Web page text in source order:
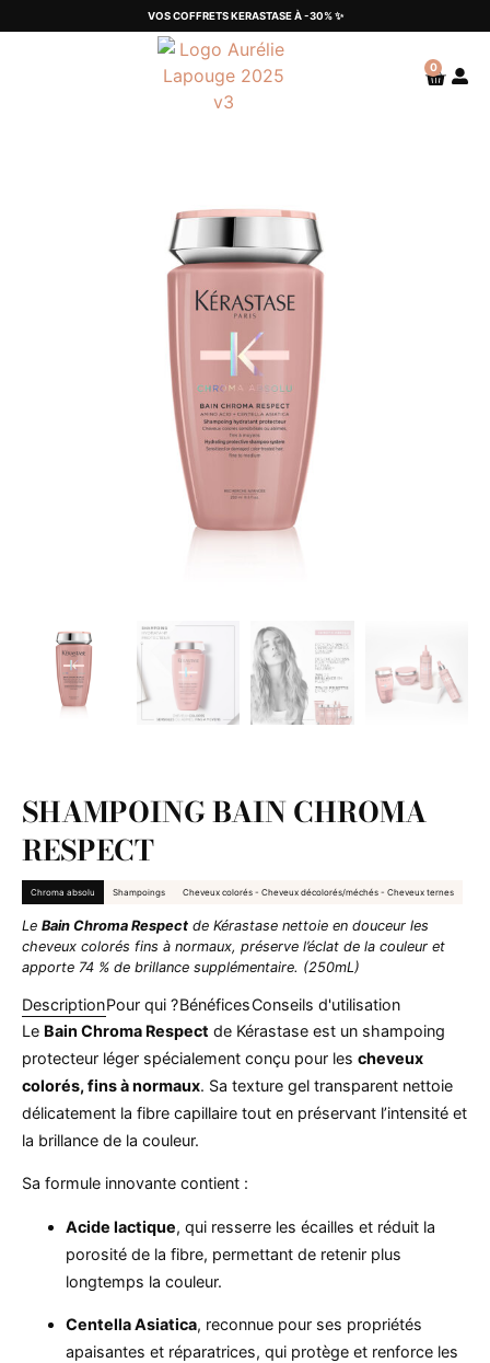
VOS COFFRETS KERASTASE À -30% ✨
0
SHAMPOING BAIN CHROMA
RESPECT
Chroma absolu Shampoings Cheveux colorés - Cheveux décolorés/méchés - Cheveux ternes
Le Bain Chroma Respect de Kérastase nettoie en douceur les
cheveux colorés fins à normaux, préserve l’éclat de la couleur et
apporte 74 % de brillance supplémentaire. (250mL)
DescriptionPour qui ?BénéficesConseils d'utilisation
Le Bain Chroma Respect de Kérastase est un shampoing
protecteur léger spécialement conçu pour les cheveux
colorés, fins à normaux. Sa texture gel transparent nettoie
délicatement la fibre capillaire tout en préservant l’intensité et
la brillance de la couleur.
Sa formule innovante contient :
Acide lactique, qui resserre les écailles et réduit la
porosité de la fibre, permettant de retenir plus
longtemps la couleur.
Centella Asiatica, reconnue pour ses propriétés
apaisantes et réparatrices, qui protège et renforce les